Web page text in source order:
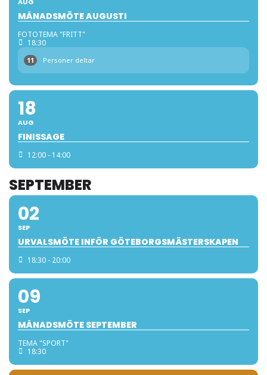
AUG
MÅNADSMÖTE AUGUSTI
FOTOTEMA "FRITT"
18:30
11 Personer deltar
18
AUG
FINISSAGE
12:00 - 14:00
SEPTEMBER
02
SEP
URVALSMÖTE INFÖR GÖTEBORGSMÄSTERSKAPEN
18:30 - 20:00
09
SEP
MÅNADSMÖTE SEPTEMBER
TEMA "SPORT"
18:30